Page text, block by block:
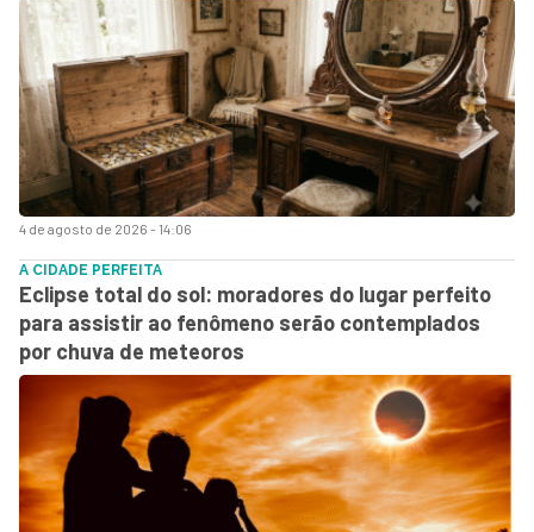
4 de agosto de 2026 - 14:06
A CIDADE PERFEITA
Eclipse total do sol: moradores do lugar perfeito
para assistir ao fenômeno serão contemplados
por chuva de meteoros